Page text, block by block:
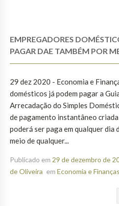
EMPREGADORES
PAGAR DAE TAMBÉM POR
29 dez 2020 - Economia e
domésticos já podem pagar a
Arrecadação do Simples
de pagamento instantâneo
poderá ser paga em qualquer dia
meio de qualquer...
Publicado em 29 de dezembro de
de Oliveira em Economia e Finanças